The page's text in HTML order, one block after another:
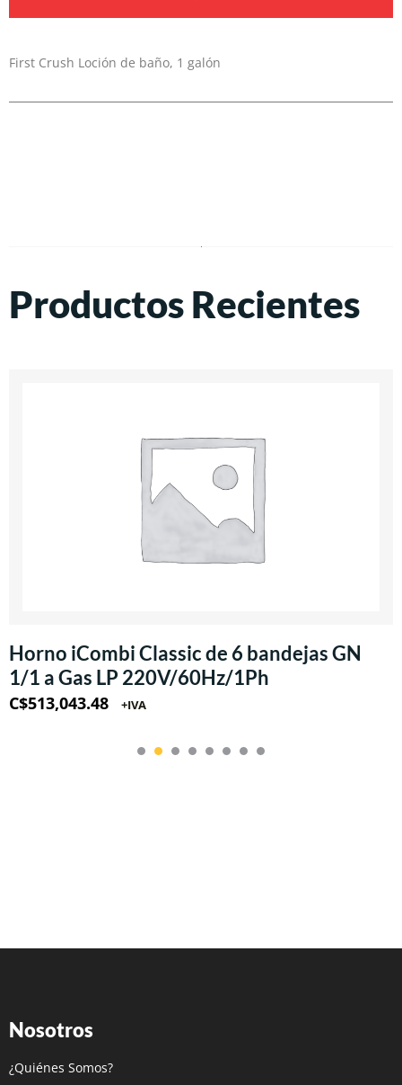
First Crush Loción de baño, 1 galón
Productos Recientes
Horno iCombi Classic de 6 bandejas GN
1/1 a Gas LP 220V/60Hz/1Ph
C$513,043.48 +IVA
Nosotros
¿Quiénes Somos?